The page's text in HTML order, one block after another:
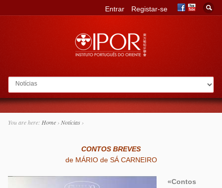
Go to:
Entrar Registar-se
You are here: Home› Notícias›
CONTOS BREVES
de MÁRIO de SÁ CARNEIRO
«Contos